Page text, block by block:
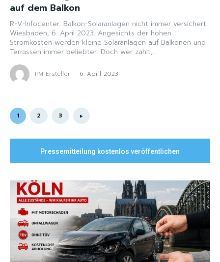
auf dem Balkon
R+V-Infocenter: Balkon-Solaranlagen nicht immer versichert
Wiesbaden, 6. April 2023. Angesichts der hohen
Stromkosten werden kleine Solaranlagen auf Balkonen und
Terrassen immer beliebter. Doch wer zahlt,...
PM-Ersteller - 6. April 2023
1 2 3
Pressemitteilung kostenlos veröffentlichen